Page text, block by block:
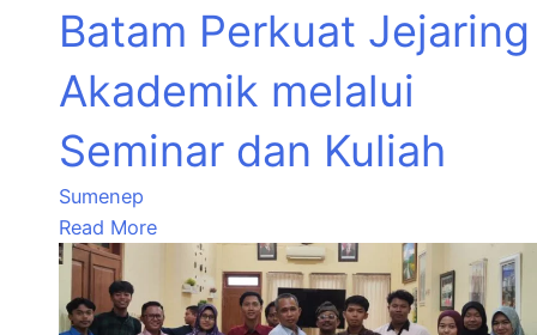
Batam Perkuat Jejaring
Akademik melalui
Seminar dan Kuliah
Sumenep
Read More